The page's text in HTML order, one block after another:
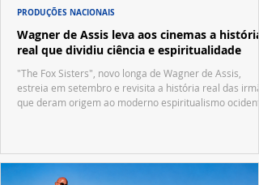
Wagner de Assis leva aos cinemas a história
real que dividiu ciência e espiritualidade
"The Fox Sisters", novo longa de Wagner de Assis,
estreia em setembro e revisita a história real das
que deram origem ao moderno espiritualismo
PRODUÇÕES NACIONAIS